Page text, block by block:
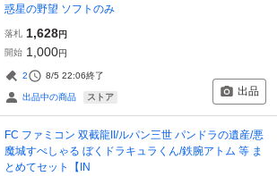
惑星の野望 ソフトのみ
落札 1,628円
開始 1,000円
2 8/5 22:06終了
出品中の商品 ストア 出品
FC ファミコン 双截龍II/ルパン三世 パンドラの遺産/悪
魔城すぺしゃる ぼくドラキュラくん/鉄腕アトム 等 ま
とめてセット【IN